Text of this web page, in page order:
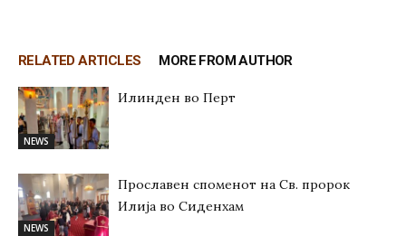
RELATED ARTICLES MORE FROM AUTHOR
NEWS
Илинден во Перт
NEWS
Прославен споменот на Св. пророк
Илија во Сиденхам